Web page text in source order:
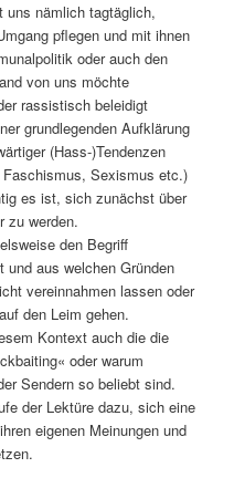
uns nämlich tagtäglich,
pflegen und mit ihnen
oder auch den
von uns möchte
rassistisch beleidigt
grundlegenden Aufklärung
(Hass-)Tendenzen
Sexismus etc.)
es ist, sich zunächst über
zu werden.
den Begriff
und aus welchen Gründen
vereinnahmen lassen oder
den Leim gehen.
Kontext auch die die
oder warum
Sendern so beliebt sind.
der Lektüre dazu, sich eine
eigenen Meinungen und